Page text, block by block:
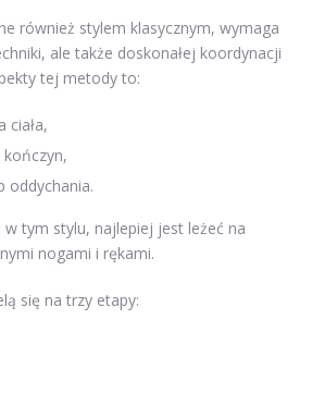
również stylem klasycznym, wymaga
ale także doskonałej koordynacji
tej metody to:
ciała,
oddychania.
w tym stylu, najlepiej jest leżeć na
nogami i rękami.
się na trzy etapy: